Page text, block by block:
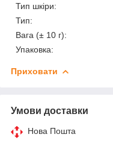
Тип шкіри:
Тип:
Вага (± 10 г):
Упаковка:
Приховати
Умови доставки
Нова Пошта